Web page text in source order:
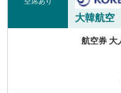
大韓航空
航空券 大